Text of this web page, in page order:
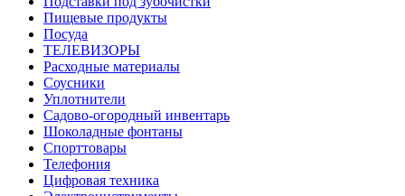
Пищевые продукты
Посуда
ТЕЛЕВИЗОРЫ
Расходные материалы
Соусники
Уплотнители
Садово-огородный инвентарь
Шоколадные фонтаны
Спорттовары
Телефония
Цифровая техника